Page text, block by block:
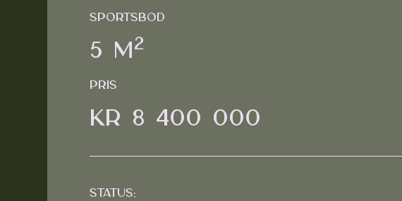
Sportsbod
5 m2
Pris
Kr 8 400 000
Status: